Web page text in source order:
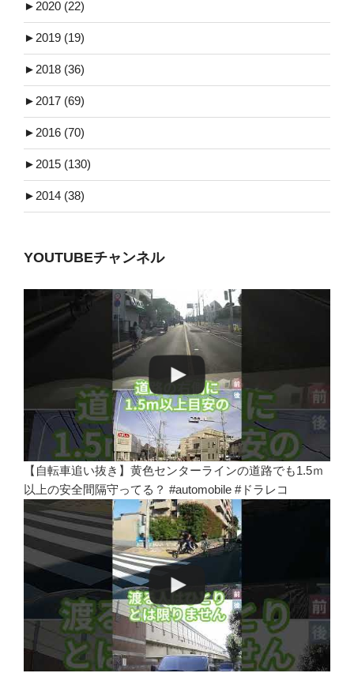
► 2020 (22)
► 2019 (19)
► 2018 (36)
► 2017 (69)
► 2016 (70)
► 2015 (130)
► 2014 (38)
YOUTUBEチャンネル
【自転車追い抜き】黄色センターラインの道路でも1.5ｍ
以上の安全間隔守ってる？ #automobile #ドラレコ